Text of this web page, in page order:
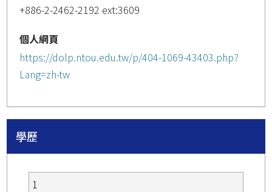
+886-2-2462-2192 ext:3609
個人網頁
https://dolp.ntou.edu.tw/p/404-1069-43403.php?
Lang=zh-tw
學歷
1